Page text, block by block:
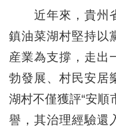
近年來，貴州省
鎮油菜湖村堅持以
産業為支撐，走出
勃發展、村民安居
湖村不僅獲評“安順
譽，其治理經驗還